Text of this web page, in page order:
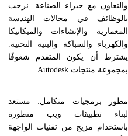
والتعاون مع خبراء الصناعة. نرحب
بالوظائف في مجالات الهندسة
المعمارية والإنشاءات والميكانيكا
والكهرباء والسباكة والبنية التحتية.
يشترط أن يكون المتقدم شغوفًا
بمجموعة منتجات Autodesk.
مطور برمجيات متكامل: مستعد
لبناء تطبيقات ويب متطورة
باستخدام مزيج من تقنيات الواجهة